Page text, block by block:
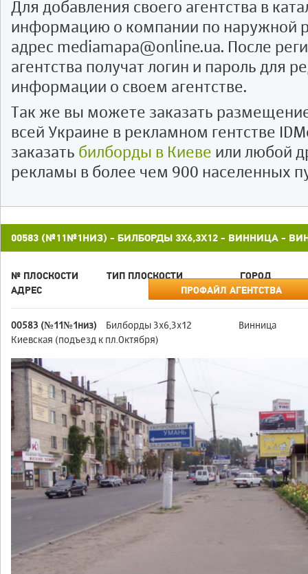
Для добавления своего агентства в
информацию о компании по наружной
адрес mediamapa@online.ua. После
агентства получат логин и пароль для
информации о своем агентстве.
Так же вы можете заказать
всей Украине в рекламном гентстве
заказать билборды в Киеве или любой
рекламы в более чем 900 населенных
00583 (№11№1НИЗ) - БИЛБОРДЫ 3X6,3X12 - ВИННИЦА -
№ ПЛОСКОСТИ ТИП ПЛОСКОСТИ
ГОРОД
АДРЕС
ПРОФАЙЛ АГЕНТСТВА
00583 (№11№1низ) Билборды 3x6,3x12
Винница
Киевская (подъезд к пл.Октября)